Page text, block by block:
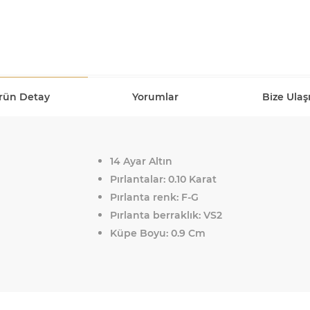
Detay Yorumlar Bize
14 Ayar Altın
Pırlantalar: 0.10 Karat
Pırlanta renk: F-G
Pırlanta berraklık: VS2
Küpe Boyu: 0.9 Cm